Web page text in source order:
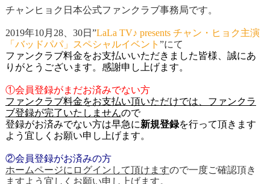
チャンヒョク日本公式ファンクラブ事務局です。
2019年10月28、30日”LaLa TV♪ presents チャン・ヒョク主演
「バッドパパ」スペシャルイベント ”にて
ファンクラブ料金をお支払いいただきました皆様、誠にあ
りがとうございます。感謝申し上げます。
①会員登録がまだお済みでない方
ファンクラブ料金をお支払い頂いただけでは、ファンクラ
ブ登録が完了いたしませんので
登録がお済みでない方は早急に新規登録を行って頂きます
よう宜しくお願い申し上げます。
②会員登録がお済みの方
ホームページにログインして頂けますので一度ご確認頂き
ますよう宜しくお願い申し上げます。